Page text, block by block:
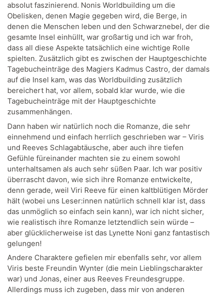
absolut faszinierend. Nonis Worldbuilding um die
Obelisken, denen Magie gegeben wird, die Berge, in
denen die Menschen leben und den Schwarznebel, der die
gesamte Insel einhüllt, war großartig und ich war froh,
dass all diese Aspekte tatsächlich eine wichtige Rolle
spielten. Zusätzlich gibt es zwischen der Hauptgeschichte
Tagebucheinträge des Magiers Kadmus Castro, der damals
auf die Insel kam, was das Worldbuilding zusätzlich
bereichert hat, vor allem, sobald klar wurde, wie die
Tagebucheinträge mit der Hauptgeschichte
zusammenhängen.
Dann haben wir natürlich noch die Romanze, die sehr
einnehmend und einfach herrlich geschrieben war – Viris
und Reeves Schlagabtäusche, aber auch ihre tiefen
Gefühle füreinander machten sie zu einem sowohl
unterhaltsamen als auch sehr süßen Paar. Ich war positiv
überrascht davon, wie sich ihre Romanze entwickelte,
denn gerade, weil Viri Reeve für einen kaltblütigen Mörder
hält (wobei uns Leser:innen natürlich schnell klar ist, dass
das unmöglich so einfach sein kann), war ich nicht sicher,
wie realistisch ihre Romanze letztendlich sein würde –
aber glücklicherweise ist das Lynette Noni ganz fantastisch
gelungen!
Andere Charaktere gefielen mir ebenfalls sehr, vor allem
Viris beste Freundin Wynter (die mein Lieblingscharakter
war) und Jonas, einer aus Reeves Freundesgruppe.
Allerdings muss ich zugeben, dass mir von anderen